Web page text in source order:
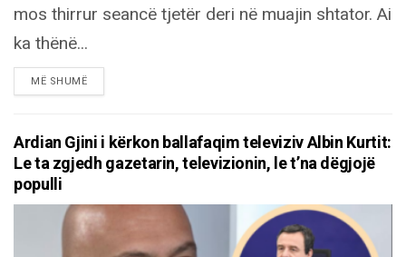
mos thirrur seancë tjetër deri në muajin shtator. Ai
ka thënë...
MË SHUMËDETAILS
Ardian Gjini i kërkon ballafaqim televiziv Albin Kurtit:
Le ta zgjedh gazetarin, televizionin, le t’na dëgjojë
populli